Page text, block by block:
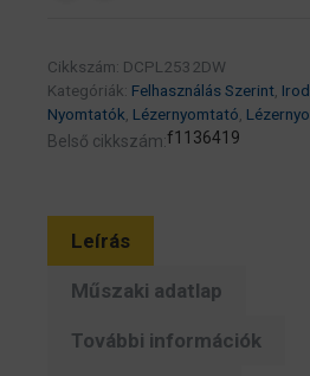
Cikkszám: DCPL2532DW
Kategóriák: Felhasználás Szerint,
Nyomtatók, Lézernyomtató,
Belső cikkszám:f1136419
Leírás
Műszaki adatlap
További információk